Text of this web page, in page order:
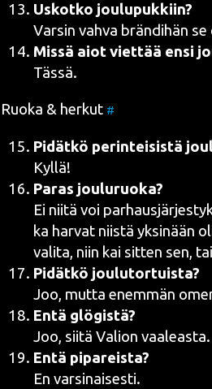
Uskot­ko joulupukkiin?
Var­sin vah­va brän­di­hän se
Mis­sä aiot viet­tää ensi
Tässä.
Ruo­ka & her­kut #
Pidät­kö perin­tei­sis­tä
Kyllä!
Paras jou­lu­ruo­ka?
Ei nii­tä voi
ka har­vat niis­tä yksi­nään
vali­ta, niin kai sit­ten sen,
Pidät­kö joulutortuista?
Joo, mut­ta enem­män
Entä glö­gis­tä?
Joo, sii­tä Valion vaa­leas­ta.
Entä pipa­reis­ta?
En varsinaisesti.